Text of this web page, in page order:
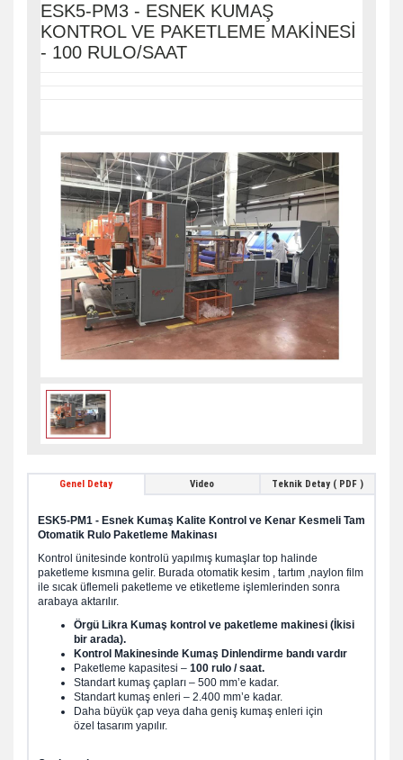
ESK5-PM3 - ESNEK KUMAŞ
KONTROL VE PAKETLEME MAKİNESİ
- 100 RULO/SAAT
Genel Detay Video Teknik Detay ( PDF )
ESK5-PM1 - Esnek Kumaş Kalite Kontrol ve Kenar Kesmeli Tam
Otomatik Rulo Paketleme Makinası
Kontrol ünitesinde kontrolü yapılmış kumaşlar top halinde
paketleme kısmına gelir. Burada otomatik kesim , tartım ,naylon film
ile sıcak üflemeli paketleme ve etiketleme işlemlerinden sonra
arabaya aktarılır.
Örgü Likra Kumaş kontrol ve paketleme makinesi (İkisi
bir arada).
Kontrol Makinesinde Kumaş Dinlendirme bandı vardır
Paketleme kapasitesi – 100 rulo / saat.
Standart kumaş çapları – 500 mm’e kadar.
Standart kumaş enleri – 2.400 mm’e kadar.
Daha büyük çap veya daha geniş kumaş enleri için
özel tasarım yapılır.